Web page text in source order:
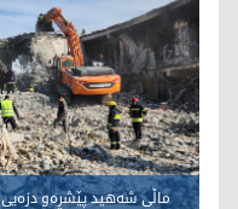
ماڵی شەهید پێشڕەو دزەیی